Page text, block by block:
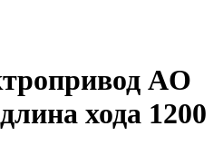
AO
хода 1200